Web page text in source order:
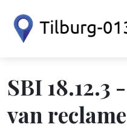
SBI
van